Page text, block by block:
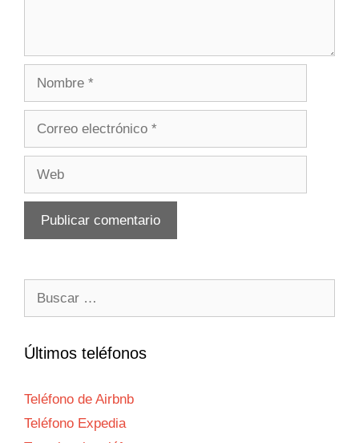
Últimos teléfonos
Teléfono de Airbnb
Teléfono Expedia